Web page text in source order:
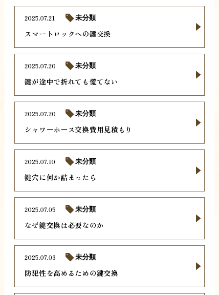
スマートロックへの鍵交換
2025.07.21 未分類
鍵が途中で折れても慌てない
2025.07.20 未分類
シャワーホース交換費用見積もり
2025.07.20 未分類
鍵穴に何か詰まったら
2025.07.10 未分類
なぜ鍵交換は必要なのか
2025.07.05 未分類
防犯性を高めるための鍵交換
2025.07.03 未分類